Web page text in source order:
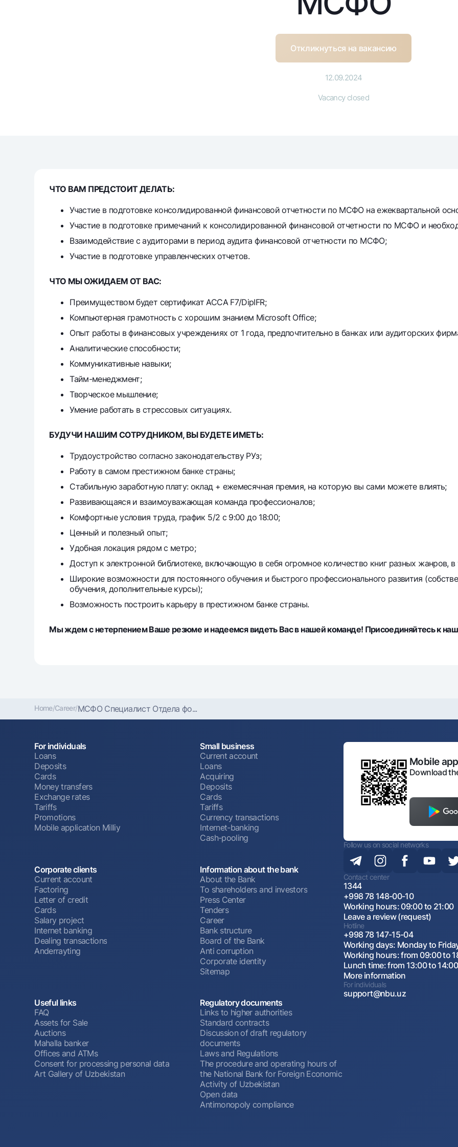
Gold Bullion by NBU
Exchange rates
Promotions
Mobile
Follow us on social networks Contact center
+998 78 148-00-10
1344
Откликнуться на вакансию
12.09.2024
Vacancy closed
ЧТО ВАМ ПРЕДСТОИТ ДЕЛАТЬ:
Участие в подготовке консолидированной финансовой отчетности по МСФО на ежеквартальной
Участие в подготовке примечаний к консолидированной финансовой отчетности по МСФО и
Взаимодействие с аудиторами в период аудита финансовой отчетности по МСФО;
Участие в подготовке управленческих отчетов.
ЧТО МЫ ОЖИДАЕМ ОТ ВАС:
Преимуществом будет сертификат ACCA F7/DipIFR;
Компьютерная грамотность с хорошим знанием Microsoft Office;
Опыт работы в финансовых учреждениях от 1 года, предпочтительно в банках или аудиторских
Аналитические способности;
Коммуникативные навыки;
Тайм-менеджмент;
Творческое мышление;
Умение работать в стрессовых ситуациях.
БУДУЧИ НАШИМ СОТРУДНИКОМ, ВЫ БУДЕТЕ ИМЕТЬ:
Трудоустройство согласно законодательству РУз;
Работу в самом престижном банке страны;
Стабильную заработную плату: оклад + ежемесячная премия, на которую вы сами можете влиять;
Развивающаяся и взаимоуважающая команда профессионалов;
Комфортные условия труда, график 5/2 с 9:00 до 18:00;
Ценный и полезный опыт;
Удобная локация рядом с метро;
Доступ к электронной библиотеке, включающую в себя огромное количество книг разных жанров, в
Широкие возможности для постоянного обучения и быстрого профессионального развития
обучения, дополнительные курсы);
Возможность построить карьеру в престижном банке страны.
Мы ждем с нетерпением Ваше резюме и надеемся видеть Вас в нашей команде! Присоединяйтесь к
Home/Career/МСФО Специалист Отдела фо...
For individuals
Loans
Deposits
Cards
Money transfers
Exchange rates
Tariffs
Promotions
Mobile application Milliy
Small business
Current account
Loans
Acquiring
Deposits
Cards
Tariffs
Currency transactions
Internet-banking
Cash-pooling
Corporate clients
Current account
Factoring
Letter of credit
Cards
Salary project
Internet banking
Dealing transactions
Anderrayting
Information about the bank
About the Bank
To shareholders and investors
Press Center
Tenders
Career
Bank structure
Board of the Bank
Anti corruption
Corporate identity
Sitemap
Useful links
FAQ
Assets for Sale
Auctions
Mahalla banker
Offices and ATMs
Consent for processing personal data
Art Gallery of Uzbekistan
Regulatory documents
Links to higher authorities
Standard contracts
Discussion of draft regulatory
documents
Laws and Regulations
The procedure and operating hours of
the National Bank for Foreign Economic
Activity of Uzbekistan
Open data
Antimonopoly compliance
Mobile
Download
Follow us on social networks
Contact center
1344
+998 78 148-00-10
Working hours: 09:00 to 21:00
Leave a review (request)
Hotline
+998 78 147-15-04
Working days: Monday to
Working hours: from 09:00 to
Lunch time: from 13:00 to 14:00
More information
For individuals
support@nbu.uz